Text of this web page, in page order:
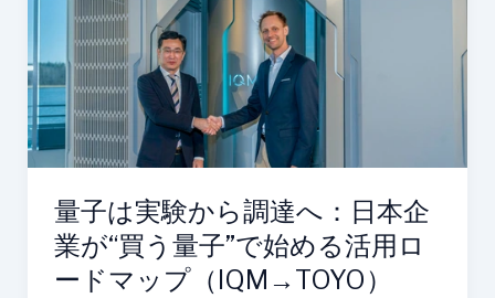
量子は実験から調達へ：日本企
業が“買う量子”で始める活用ロ
ードマップ（IQM→TOYO）
か
ら
調
達
日
本
企